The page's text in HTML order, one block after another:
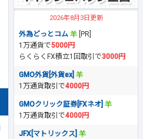
2026年8月3日更新
外為どっとコム
[PR]
1万通貨で5000円
らくらくFX積立1回取引で3000円
GMO外貨[外貨ex]
1万通貨取引で4000円
GMOクリック証券[FXネオ]
1万通貨取引で4000円
JFX[マトリックス]